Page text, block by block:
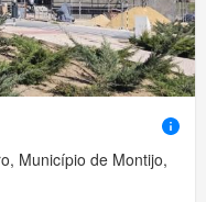
Município de Montijo,